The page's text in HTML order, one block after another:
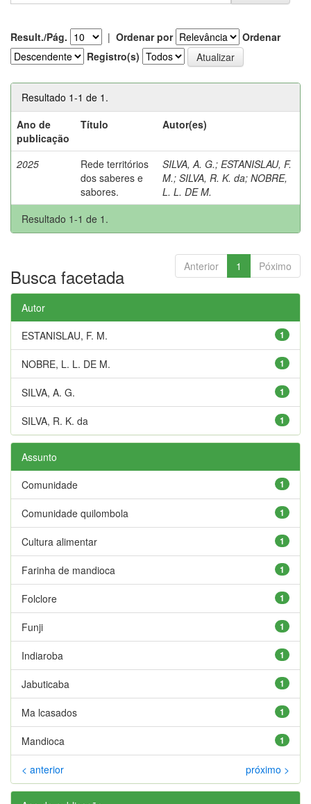
Result./Pág. | Ordenar por
Ordenar
Registro(s)
Resultado 1-1 de 1.
Ano de
publicação
Título Autor(es)
2025
Rede territórios
dos saberes e
sabores.
SILVA, A. G.; ESTANISLAU, F.
M.; SILVA, R. K. da; NOBRE,
L. L. DE M.
Resultado 1-1 de 1.
Anterior 1 Póximo
Busca facetada
Autor
1
ESTANISLAU, F. M.
1
NOBRE, L. L. DE M.
1
SILVA, A. G.
1
SILVA, R. K. da
Assunto
1
Comunidade
1
Comunidade quilombola
1
Cultura alimentar
1
Farinha de mandioca
1
Folclore
1
Funji
1
Indiaroba
1
Jabuticaba
1
Ma lcasados
1
Mandioca
< anterior próximo >